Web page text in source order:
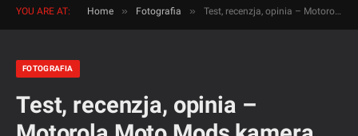
YOU ARE AT: Home » Fotografia » Test, recenzja, opinia – Motorola Moto Mods kamera 360 do Moto Z – oto, jak objąć świat jednym spojrzeniem!
FOTOGRAFIA
Test, recenzja, opinia –